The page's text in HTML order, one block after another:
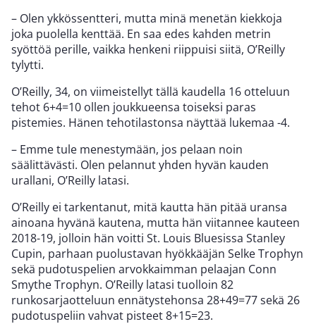
– Olen ykkössentteri, mutta minä menetän kiekkoja
joka puolella kenttää. En saa edes kahden metrin
syöttöä perille, vaikka henkeni riippuisi siitä, O’Reilly
tylytti.
O’Reilly, 34, on viimeistellyt tällä kaudella 16 otteluun
tehot 6+4=10 ollen joukkueensa toiseksi paras
pistemies. Hänen tehotilastonsa näyttää lukemaa -4.
– Emme tule menestymään, jos pelaan noin
säälittävästi. Olen pelannut yhden hyvän kauden
urallani, O’Reilly latasi.
O’Reilly ei tarkentanut, mitä kautta hän pitää uransa
ainoana hyvänä kautena, mutta hän viitannee kauteen
2018-19, jolloin hän voitti St. Louis Bluesissa Stanley
Cupin, parhaan puolustavan hyökkääjän Selke Trophyn
sekä pudotuspelien arvokkaimman pelaajan Conn
Smythe Trophyn. O’Reilly latasi tuolloin 82
runkosarjaotteluun ennätystehonsa 28+49=77 sekä 26
pudotuspeliin vahvat pisteet 8+15=23.